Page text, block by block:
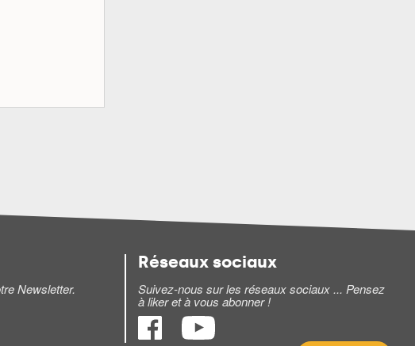
Newsletter.
Réseaux sociaux
Suivez-nous sur les réseaux sociaux ... Pensez
à liker et à vous abonner !